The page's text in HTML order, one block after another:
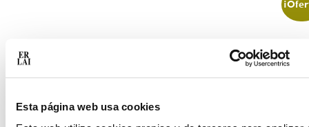
Esta página web usa cookies